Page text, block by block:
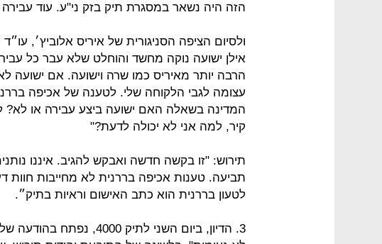
הזה היה נשאר במסגרת תיק בזק ני"ע. עוד
ולסיום הציפה הסניגורית של איריס אלוביץ׳,
אילן ישועה נוקה מחשד והוחלט שלא עבר כל
הרבה יותר מאיריס כמו שרה וישועה. אם ישועה
עצומה לגבי הלקוחה שלי. לטענה של אכיפה
המדינה בשאלה האם ישועה ביצע עבירה או לא?
קיר, למה אני לא יכולה לדעת?"
תירוש: "זו בקשה חדשה ואבקש להגיב. איננו
תביעה. טענות אכיפה בררנית לא מחייבות
לטעון בררנית הוא כתב האישום וראיות בתיק״.
3. הדיון, ביום השני לתיק